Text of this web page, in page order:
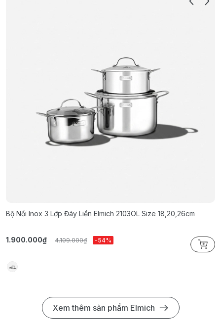
Bộ Nồi Inox 3 Lớp Đáy Liền Elmich 2103OL Size 18,20,26cm
1.900.000₫ 4.109.000₫ -54%
Xem thêm sản phẩm Elmich